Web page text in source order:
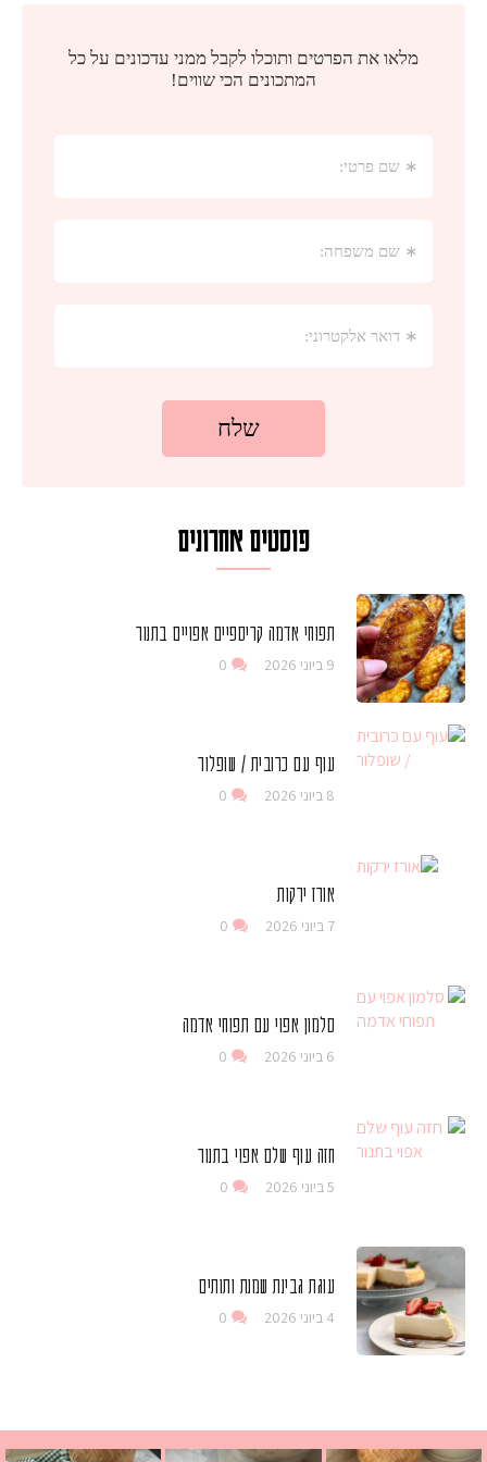
פוסטים אחרונים
תפוחי אדמה קריספיים אפויים בתנור
9 ביוני 2026 0
עוף עם כרובית / שופלור
8 ביוני 2026 0
אורז ירקות
7 ביוני 2026 0
סלמון אפוי עם תפוחי אדמה
6 ביוני 2026 0
חזה עוף שלם אפוי בתנור
5 ביוני 2026 0
עוגת גבינת שמנת ותותים
4 ביוני 2026 0
בולגרית מעודנת מ
פרגיות קריספיים ממכרים שמכינים בכמה דקות עב